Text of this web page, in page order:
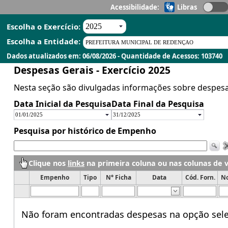
Acessibilidade: Libras
Escolha o Exercício:
Escolha a Entidade:
Dados atualizados em: 06/08/2026 - Quantidade de Acessos: 103740